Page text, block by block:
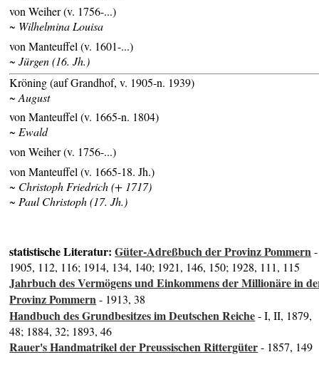
von Weiher (v. 1756-...)
~ Wilhelmina Louisa
von Manteuffel (v. 1601-...)
~ Jürgen (16. Jh.)
Kröning (auf Grandhof, v. 1905-n. 1939)
~ August
von Manteuffel (v. 1665-n. 1804)
~ Ewald
von Weiher (v. 1756-...)
von Manteuffel (v. 1665-18. Jh.)
~ Christoph Friedrich (+ 1717)
~ Paul Christoph (17. Jh.)
statistische Literatur:Güter-Adreßbuch der Provinz Pommern-
1905, 112, 116; 1914, 134, 140; 1921, 146, 150; 1928, 111, 115
Jahrbuch des Vermögens und Einkommens der Millionäre in
Provinz Pommern- 1913, 38
Handbuch des Grundbesitzes im Deutschen Reiche- I, II, 1879,
48; 1884, 32; 1893, 46
Rauer's Handmatrikel der Preussischen Rittergüter- 1857, 149